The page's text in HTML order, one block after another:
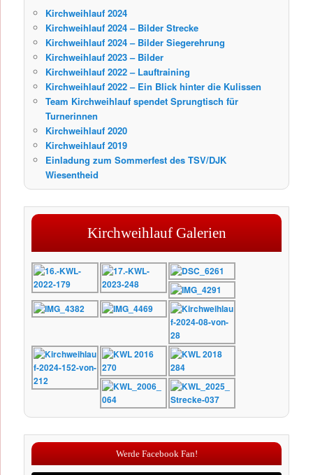
Kirchweihlauf 2024
Kirchweihlauf 2024 – Bilder Strecke
Kirchweihlauf 2024 – Bilder Siegerehrung
Kirchweihlauf 2023 – Bilder
Kirchweihlauf 2022 – Lauftraining
Kirchweihlauf 2022 – Ein Blick hinter die Kulissen
Team Kirchweihlauf spendet Sprungtisch für
Turnerinnen
Kirchweihlauf 2020
Kirchweihlauf 2019
Einladung zum Sommerfest des TSV/DJK
Wiesentheid
Kirchweihlauf Galerien
Werde Facebook Fan!